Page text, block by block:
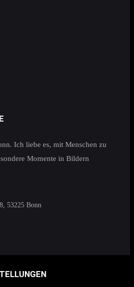
Ich liebe es, mit Menschen zu
Momente in Bildern
53225 Bonn